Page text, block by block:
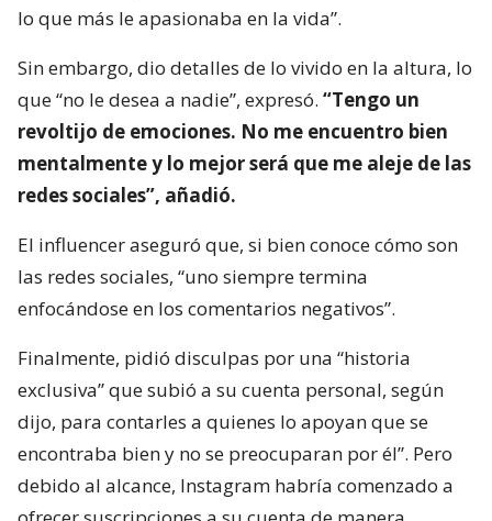
lo que más le apasionaba en la vida”.
Sin embargo, dio detalles de lo vivido en la altura, lo
que “no le desea a nadie”, expresó. “Tengo un
revoltijo de emociones. No me encuentro bien
mentalmente y lo mejor será que me aleje de las
redes sociales”, añadió.
El influencer aseguró que, si bien conoce cómo son
las redes sociales, “uno siempre termina
enfocándose en los comentarios negativos”.
Finalmente, pidió disculpas por una “historia
exclusiva” que subió a su cuenta personal, según
dijo, para contarles a quienes lo apoyan que se
encontraba bien y no se preocuparan por él”. Pero
debido al alcance, Instagram habría comenzado a